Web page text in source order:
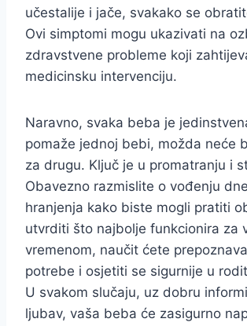
učestalije i jače, svakako se
Ovi simptomi mogu ukazivati na
zdravstvene probleme koji
medicinsku intervenciju.
Naravno, svaka beba je
pomaže jednoj bebi, možda neće
za drugu. Ključ je u promatranju i
Obavezno razmislite o vođenju
hranjenja kako biste mogli pratiti
utvrditi što najbolje funkcionira za
vremenom, naučit ćete
potrebe i osjetiti se sigurnije u
U svakom slučaju, uz dobru
ljubav, vaša beba će zasigurno